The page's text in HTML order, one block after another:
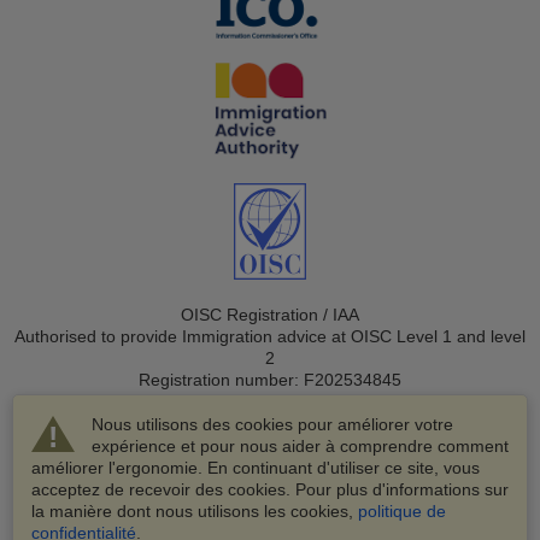
Nous utilisons des cookies pour améliorer votre
expérience et pour nous aider à comprendre comment
améliorer l'ergonomie. En continuant d'utiliser ce site, vous
acceptez de recevoir des cookies. Pour plus d'informations sur
la manière dont nous utilisons les cookies, politique de
confidentialité
OISC Registration / IAA
Authorised to provide Immigration advice at OISC Level 1 and level
2
Registration number: F202534845
© 2003-2026 VisaHQ.com, Inc. Tous droits réservés.